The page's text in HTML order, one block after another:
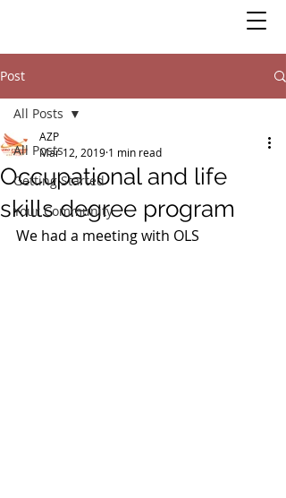
Post
All Posts
Getting Started
Your Community
All Posts
Occupational and life
skills degree program
AZP
Mar 12, 2019 1 min read
We had a meeting with OLS